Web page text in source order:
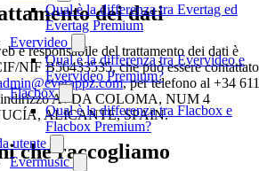
Qual è la differenza tra Evertag ed
Evertag Premium
Evervideo
Qual è la differenza tra Evervideo e
Evervideo Premium?
Flacbox
Qual è la differenza tra Flacbox e
Flacbox Premium?
utente
Evermusic
dei dati
e responsabile del trattamento dei dati è
NIF B56433535, che può essere contattato
, per telefono al +34 611
AVDA COLOMA, NUM 4
ALICANTE, SPAIN.
che raccogliamo